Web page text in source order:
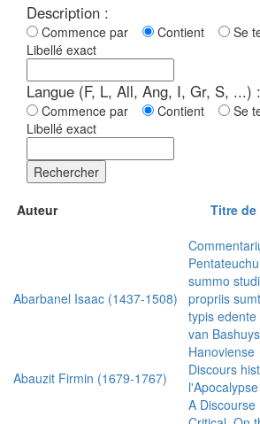
Description :
Commence par Contient
Se
Libellé exact
Langue (F, L, All, Ang, I, Gr, S, ...) :
Commence par Contient
Se
Libellé exact
Rechercher
Auteur Titre
Abarbanel Isaac (1437-1508)
summo
propriis
typis
van
Hanoviense
Abauzit Firmin (1679-1767)
Discours
l'Apocalypse
A Discourse